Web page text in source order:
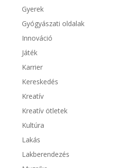
Gyerek
Gyógyászati oldalak
Innováció
Játék
Karrier
Kereskedés
Kreatív
Kreatív ötletek
Kultúra
Lakás
Lakberendezés